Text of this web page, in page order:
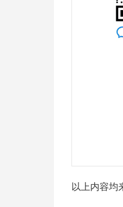
以上内容均